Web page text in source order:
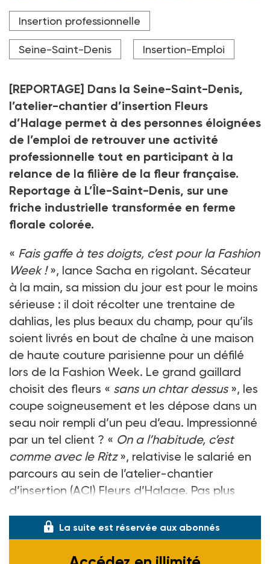
Mustpha, en accompagnement à la retraite
entretient les sols aux Fleurs d'Halage.
Crédit photo Marta Nascimento
Insertion professionnelle
Seine-Saint-Denis Insertion-Emploi
[REPORTAGE] Dans la Seine-Saint-Denis,
l’atelier-chantier d’insertion Fleurs
d’Halage permet à des personnes éloignées
de l’emploi de retrouver une activité
professionnelle tout en participant à la
relance de la filière de la fleur française.
Reportage à L’Île-Saint-Denis, sur une
friche industrielle transformée en ferme
florale colorée.
« Fais gaffe à tes doigts, c’est pour la Fashion
Week !», lance Sacha en rigolant. Sécateur
à la main, sa mission du jour est pour le moins
sérieuse : il doit récolter une trentaine de
dahlias, les plus beaux du champ, pour qu’ils
soient livrés en bout de chaîne à une maison
de haute couture parisienne pour un défilé
lors de la Fashion Week. Le grand gaillard
choisit des fleurs « sans un chtar dessus », les
coupe soigneusement et les dépose dans un
seau noir rempli d’un peu d’eau. Impressionné
par un tel client ? « On a l’habitude, c’est
comme avec le Ritz», relativise le salarié en
parcours au sein de l’atelier-chantier
d’insertion (ACI) Fleurs d’Halage. Pas plus
La suite est réservée aux abonnés